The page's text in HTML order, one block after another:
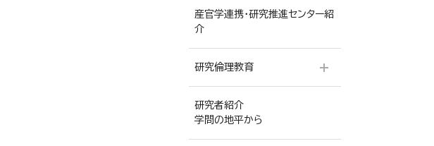
産官学連携・研究推進センター紹
介
研究倫理教育
公的研究費の適正使用
研究活動における不正行為へ
研究者紹介
学問の地平から